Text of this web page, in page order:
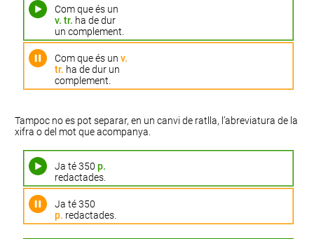
Com que és un
v. tr. ha de dur
un complement.
Com que és un v.
tr. ha de dur un
complement.
Tampoc no es pot separar, en un canvi de ratlla, l’abreviatura de la
xifra o del mot que acompanya.
Ja té 350 p.
redactades.
Ja té 350
p. redactades.